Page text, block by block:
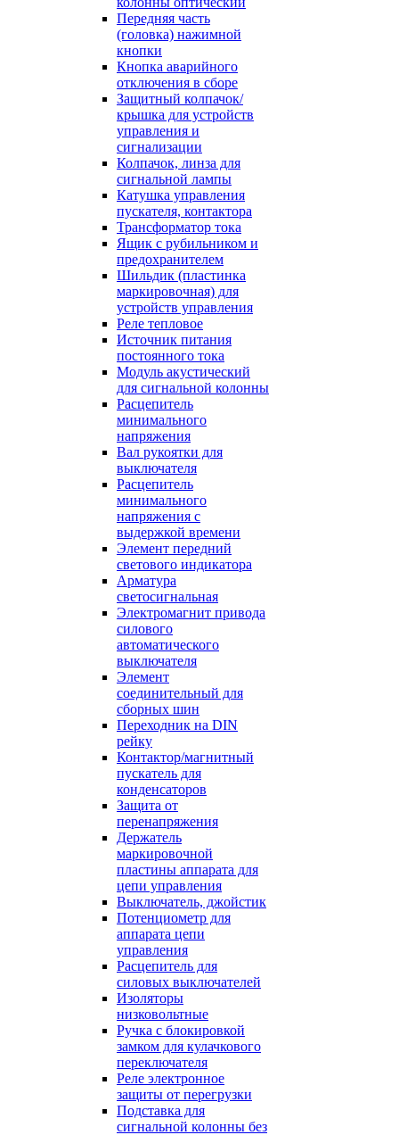
Передняя часть
(головка) нажимной
кнопки
Кнопка аварийного
отключения в сборе
Защитный колпачок/
крышка для устройств
управления и
сигнализации
Колпачок, линза для
сигнальной лампы
Катушка управления
пускателя, контактора
Трансформатор тока
Ящик с рубильником и
предохранителем
Шильдик (пластинка
маркировочная) для
устройств управления
Реле тепловое
Источник питания
постоянного тока
Модуль акустический
для сигнальной колонны
Расцепитель
минимального
напряжения
Вал рукоятки для
выключателя
Расцепитель
минимального
напряжения с
выдержкой времени
Элемент передний
светового индикатора
Арматура
светосигнальная
Электромагнит привода
силового
автоматического
выключателя
Элемент
соединительный для
сборных шин
Переходник на DIN
рейку
Контактор/магнитный
пускатель для
конденсаторов
Защита от
перенапряжения
Держатель
маркировочной
пластины аппарата для
цепи управления
Выключатель, джойстик
Потенциометр для
аппарата цепи
управления
Расцепитель для
силовых выключателей
Изоляторы
низковольтные
Ручка с блокировкой
замком для кулачкового
переключателя
Реле электронное
защиты от перегрузки
Подставка для
сигнальной колонны без